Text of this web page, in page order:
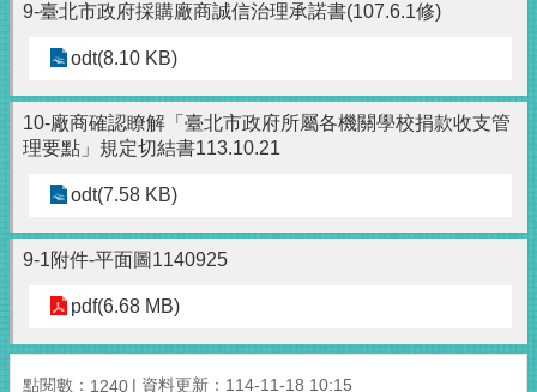
9-臺北市政府採購廠商誠信治理承諾書(107.6.1修)
odt(8.10 KB)
10-廠商確認瞭解「臺北市政府所屬各機關學校捐款收支管
理要點」規定切結書113.10.21
odt(7.58 KB)
9-1附件-平面圖1140925
pdf(6.68 MB)
點閱數： 1240 資料更新：114-11-18 10:15